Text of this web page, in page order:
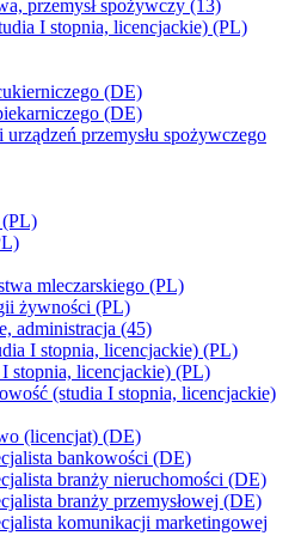
przemysł spożywczy (13)
I stopnia, licencjackie) (PL)
(DE)
(DE)
przemysłu spożywczego
(PL)
mleczarskiego (PL)
żywności (PL)
administracja (45)
I stopnia, licencjackie) (PL)
stopnia, licencjackie) (PL)
(studia I stopnia, licencjackie)
(licencjat) (DE)
bankowości (DE)
branży nieruchomości (DE)
branży przemysłowej (DE)
komunikacji marketingowej